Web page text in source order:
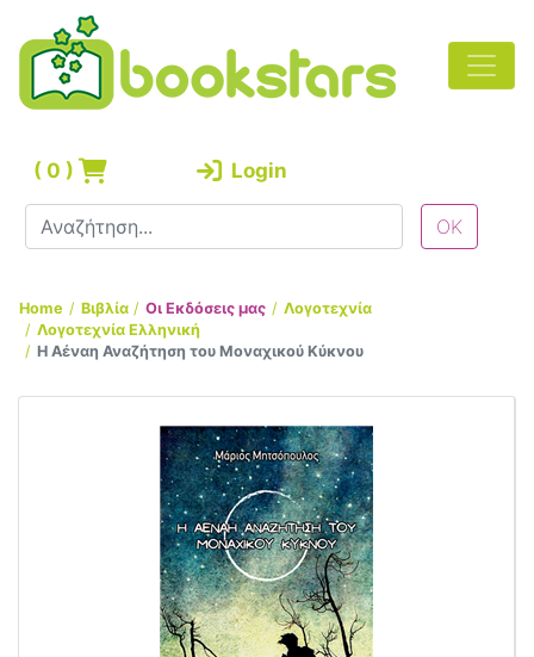
( 0 ) Login
Home Βιβλία Οι Εκδόσεις μας
Λογοτεχνία
Λογοτεχνία Ελληνική
Η Αέναη Αναζήτηση του Μοναχικού Κύκνου